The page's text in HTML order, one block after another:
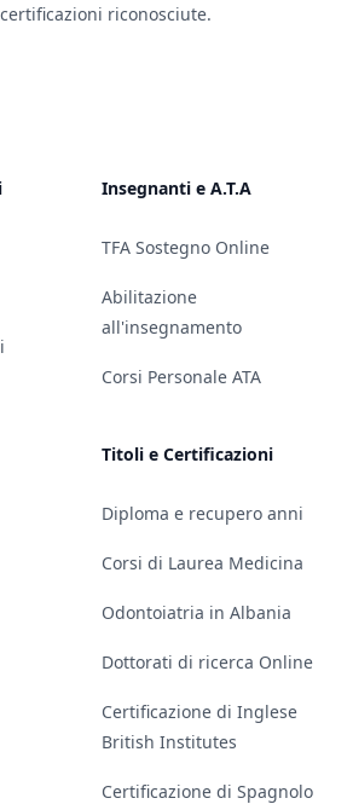
riconosciute.
Insegnanti e A.T.A
TFA Sostegno Online
Abilitazione
all'insegnamento
Corsi Personale ATA
Titoli e Certificazioni
Diploma e recupero anni
Corsi di Laurea Medicina
Odontoiatria in Albania
Dottorati di ricerca Online
Certificazione di Inglese
British Institutes
Certificazione di Spagnolo